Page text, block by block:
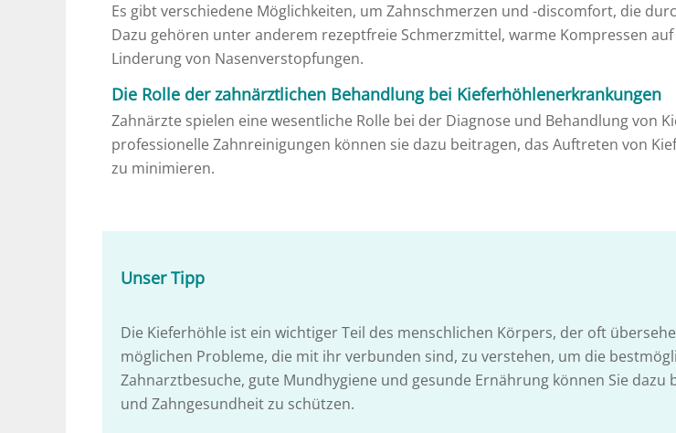
Es gibt verschiedene Möglichkeiten, um Zahnschmerzen und -discomfort, die
Dazu gehören unter anderem rezeptfreie Schmerzmittel, warme Kompressen
Linderung von Nasenverstopfungen.
Die Rolle der zahnärztlichen Behandlung bei Kieferhöhlenerkrankungen
Zahnärzte spielen eine wesentliche Rolle bei der Diagnose und Behandlung von
professionelle Zahnreinigungen können sie dazu beitragen, das Auftreten von
zu minimieren.
Unser Tipp
Die Kieferhöhle ist ein wichtiger Teil des menschlichen Körpers, der oft
möglichen Probleme, die mit ihr verbunden sind, zu verstehen, um die
Zahnarztbesuche, gute Mundhygiene und gesunde Ernährung können Sie
und Zahngesundheit zu schützen.